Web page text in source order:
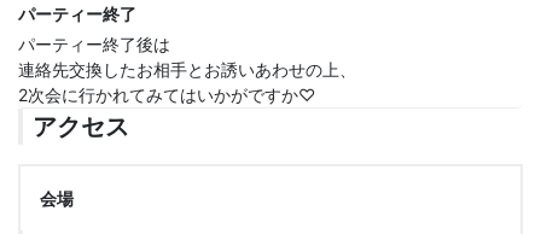
パーティー終了
パーティー終了後は
連絡先交換したお相手とお誘いあわせの上、
2次会に行かれてみてはいかがですか♡
アクセス
会場